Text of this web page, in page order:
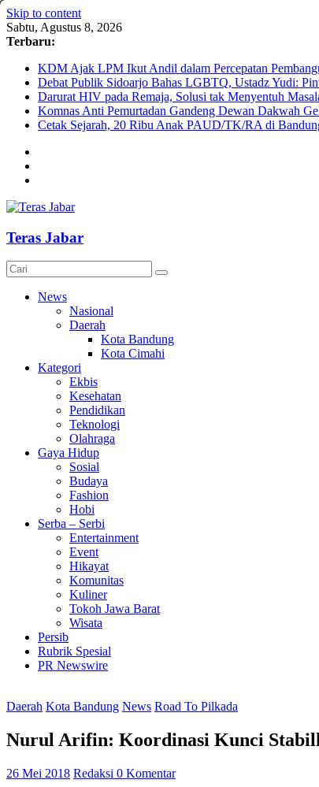
Skip to content
Sabtu, Agustus 8, 2026
Terbaru:
KDM Ajak LPM Ikut Andil dalam Percepatan
Debat Publik Sidoarjo Bahas LGBTQ, Ustadz Yudi:
Darurat HIV pada Remaja, Solusi tak Menyentuh
Komnas Anti Pemurtadan Gandeng Dewan Dakwah
Cetak Sejarah, 20 Ribu Anak PAUD/TK/RA di
Teras Jabar
News
Nasional
Daerah
Kota Bandung
Kota Cimahi
Kategori
Ekbis
Kesehatan
Pendidikan
Teknologi
Olahraga
Gaya Hidup
Sosial
Budaya
Fashion
Hobi
Serba – Serbi
Entertainment
Event
Hikayat
Komunitas
Kuliner
Tokoh Jawa Barat
Wisata
Persib
Rubrik Spesial
PR Newswire
Daerah Kota Bandung News Road To Pilkada
Nurul Arifin: Koordinasi Kunci
26 Mei 2018 Redaksi 0 Komentar